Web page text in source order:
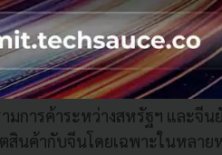
รขึ้นภาษีสินค้านำเข้าจีนยังคง
ปี 2019การดำเนินนโยบายกีดกัน
การค้าระหว่างสหรัฐฯ และจีน
สินค้ากับจีนโดยเฉพาะในหลาย